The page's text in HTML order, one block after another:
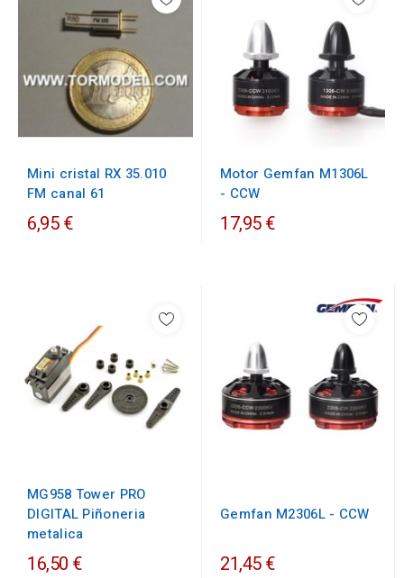
Mini cristal RX 35.010
FM canal 61
6,95 €
Motor Gemfan M1306L
- CCW
17,95 €
MG958 Tower PRO
DIGITAL Piñoneria
metalica
16,50 €
Gemfan M2306L - CCW
21,45 €